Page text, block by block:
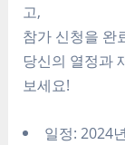
고,
참가 신청을 완
당신의 열정과
보세요!
일정: 2024